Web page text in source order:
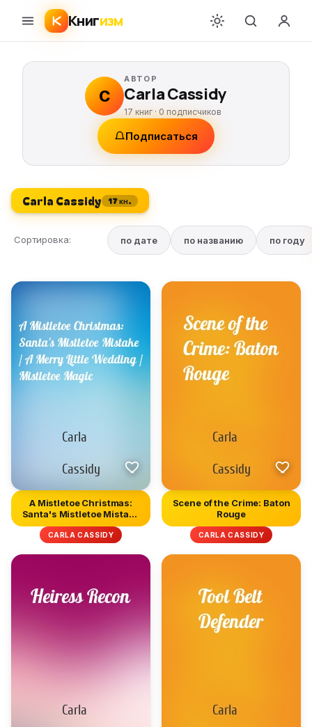
Книгизм
C
АВТОР
Carla Cassidy
17 книг ·0 подписчиков
Подписаться
Carla Cassidy 17 кн.
Сортировка: по дате по названию по году
A Mistletoe Christmas:
Santa's Mistletoe Mistake
/...
CARLA CASSIDY
Scene of the Crime: Baton
Rouge
CARLA CASSIDY